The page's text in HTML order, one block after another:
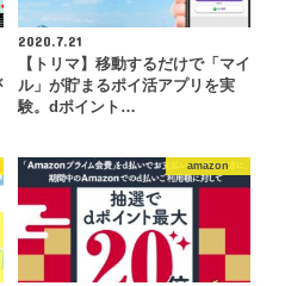
2020.7.21
【トリマ】移動するだけで「マイ
ル」が貯まるポイ活アプリを実
験。dポイント…
amazon